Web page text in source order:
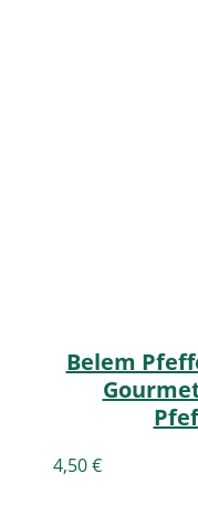
Belem
4,50€